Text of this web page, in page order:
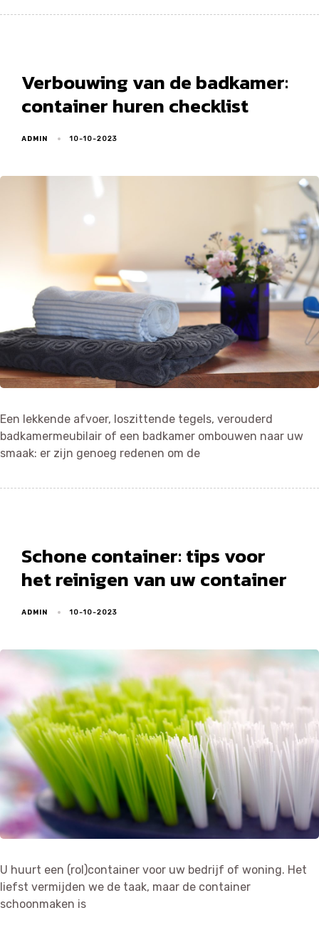
Verbouwing van de badkamer:
container huren checklist
ADMIN 10-10-2023
Een lekkende afvoer, loszittende tegels, verouderd
badkamermeubilair of een badkamer ombouwen naar uw
smaak: er zijn genoeg redenen om de
Schone container: tips voor
het reinigen van uw container
ADMIN 10-10-2023
U huurt een (rol)container voor uw bedrijf of woning. Het
liefst vermijden we de taak, maar de container
schoonmaken is